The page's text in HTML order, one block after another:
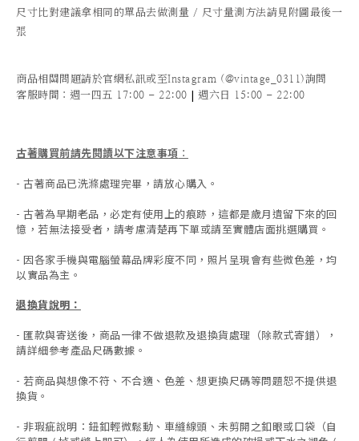
尺寸比對建議拿相同的單品去做測量 / 尺寸量測方法請見附圖最後一
張
商品相關問題請於官網私訊或至Instagram (@vintage_0311)詢問
客服時間 ：週一四五 17:00 - 22:00 | 週六日 15:00 - 22:00
古著購買前請先閱讀以下注意事項 ：
- 古著商品已洗滌處理完畢，請放心購入。
- 古著為早期老品，必定有使用上的痕跡，這都是歲月遺留下來的回
憶，若無法接受者，請考慮清楚再下單或請至實體店面挑選購買。
- 因各家手機與電腦螢幕品牌彩度不同，照片呈現會有些微色差，均
以實品為主。
退換貨說明：
- 匯款與寄送後，商品一律不做退款及退換貨處理（除款式寄錯），
請詳細參考產品尺碼數據 。
- 若商品與想像不符、不合適、色差、想更換尺碼等問題恕不提供退
換貨。
- 非瑕疵說明：鈕釦輕微鬆動、車縫線頭、未剪開之釦眼或口袋（自